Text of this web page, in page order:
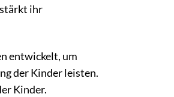
stärkt ihr
entwickelt, um
der Kinder leisten.
Kinder.